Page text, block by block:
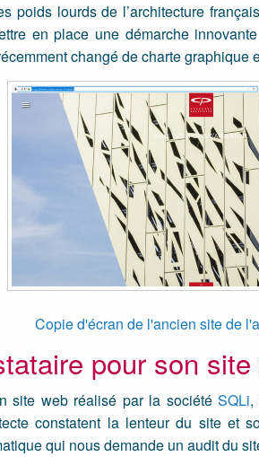
poids lourds de l’architecture
en place une démarche
changé de charte
Copie d'écran de l'ancien site de
pour son
site web réalisé par la sociétéSQLi,
constatent la lenteur du site et
qui nous demande un audit du